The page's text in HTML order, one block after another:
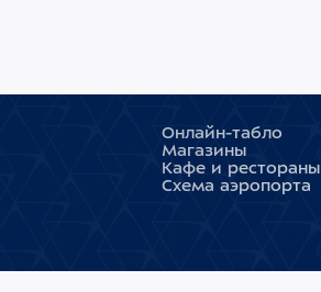
Онлайн-табло
Магазины
Кафе и рестораны
Схема аэропорта